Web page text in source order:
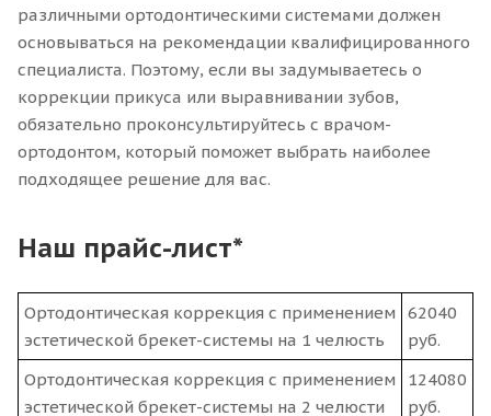
различными ортодонтическими системами должен
основываться на рекомендации квалифицированного
специалиста. Поэтому, если вы задумываетесь о
коррекции прикуса или выравнивании зубов,
обязательно проконсультируйтесь с врачом-
ортодонтом, который поможет выбрать наиболее
подходящее решение для вас.
Наш прайс-лист*
Ортодонтическая коррекция с применением
эстетической брекет-системы на 1 челюсть
62040
руб.
Ортодонтическая коррекция с применением
эстетической брекет-системы на 2 челюсти
124080
руб.